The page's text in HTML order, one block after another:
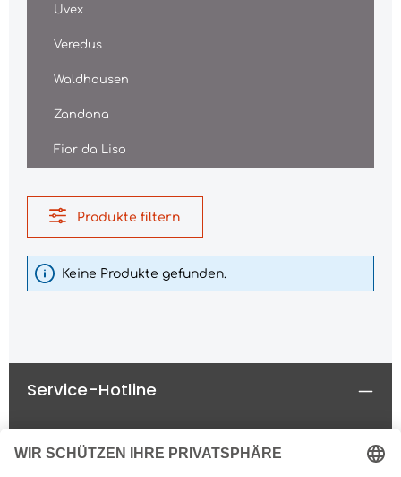
Uvex
Veredus
Waldhausen
Zandona
Fior da Liso
Produkte filtern
Keine Produkte gefunden.
Service-Hotline
Rechtliches